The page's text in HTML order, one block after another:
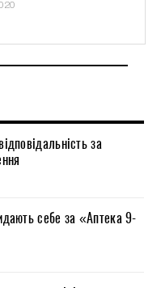
за
себе за «Аптека 9-